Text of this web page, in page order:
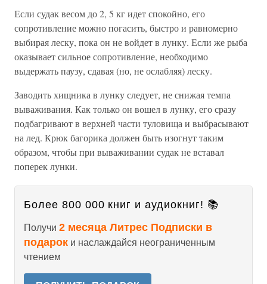
Если судак весом до 2, 5 кг идет спокойно, его
сопротивление можно погасить, быстро и равномерно
выбирая леску, пока он не войдет в лунку. Если же рыба
оказывает сильное сопротивление, необходимо
выдержать паузу, сдавая (но, не ослабляя) леску.
Заводить хищника в лунку следует, не снижая темпа
вываживания. Как только он вошел в лунку, его сразу
подбагривают в верхней части туловища и выбрасывают
на лед. Крюк багорика должен быть изогнут таким
образом, чтобы при вываживании судак не вставал
поперек лунки.
Более 800 000 книг и аудиокниг! 📚
Получи 2 месяца Литрес Подписки в
подарок и наслаждайся неограниченным
чтением